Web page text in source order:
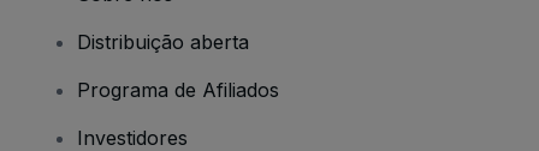
Distribuição aberta
Programa de Afiliados
Investidores